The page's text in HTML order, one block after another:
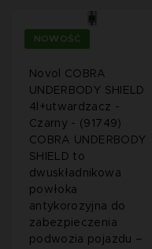
NOWOŚĆ
Novol COBRA
UNDERBODY SHIELD
4l+utwardzacz -
Czarny - (91749)
COBRA UNDERBODY
SHIELD to
dwuskładnikowa
powłoka
antykorozyjna do
zabezpieczenia
podwozia pojazdu –